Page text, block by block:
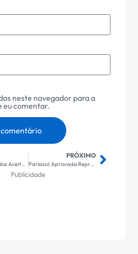
neste navegador para a
eu comentar.
91% dos Aprovados Aceitam Ofertas Imediatas na Primeira Convocação: Impactos e Expectativas para o Mercado de Trabalho
PRÓXIMO
Parlasul: Aprovada Representação Brasileira para Acordo Histórico entre Mercosul e União Europeia
Publicidade